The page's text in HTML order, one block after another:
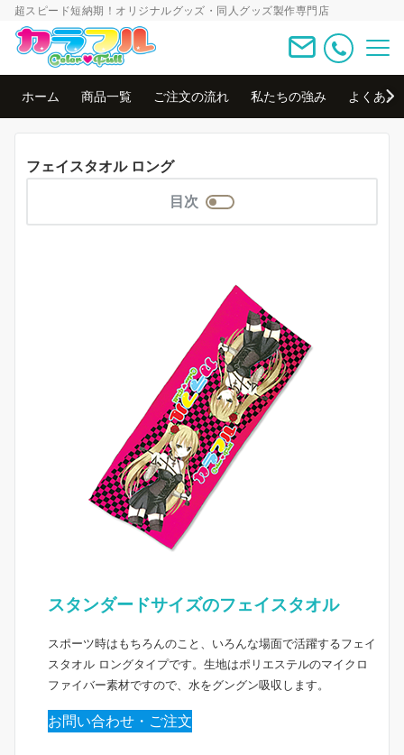
超スピード短納期！オリジナルグッズ・同人グッズ製作専門店
ホーム 商品一覧 ご注文の流れ 私たちの強み よくある
フェイスタオル ロング
目次
スタンダードサイズのフェイスタオル
スポーツ時はもちろんのこと、いろんな場面で活躍するフェイ
スタオル ロングタイプです。生地はポリエステルのマイクロ
ファイバー素材ですので、水をグングン吸収します。
お問い合わせ・ご注文